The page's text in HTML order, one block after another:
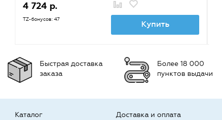
4 724 р.
TZ-бонусов: 47 Купить
Быстрая доставка
заказа
Более 18 000
пунктов выдачи
Каталог
Доставка и оплата